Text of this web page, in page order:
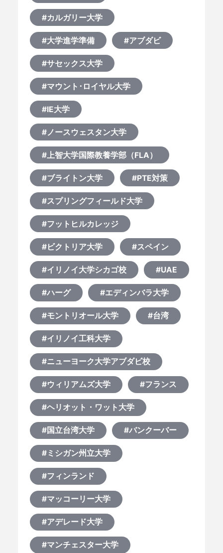
#カルガリー大学
#大学進学準備 #アブダビ
#サセックス大学
#マウント･ロイヤル大学
#IE大学
#ノースウェスタン大学
#上智大学国際教養学部（FLA）
#ブライトン大学 #PTE対策
#スプリングフィールド大学
#フットヒルカレッジ
#ビクトリア大学 #スペイン
#イリノイ大学シカゴ校 #UAE
#ハーグ #エディンバラ大学
#モントリオール大学 #台湾
#イリノイ工科大学
#ニューヨーク大学アブダビ校
#ウィリアムズ大学 #フランス
#ヘリオット・ワット大学
#国立台湾大学 #バンクーバー
#ミシガン州立大学
#フィンランド
#マッコーリー大学
#アデレード大学
#マンチェスター大学